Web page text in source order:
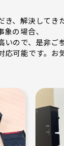
き、解決してき
の場合、
ので、是非ご
応可能です。お